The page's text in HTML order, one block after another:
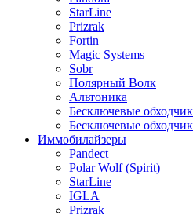
StarLine
Prizrak
Fortin
Magic Systems
Sobr
Полярный Волк
Альтоника
Бесключевые
Бесключевые
Иммобилайзеры
Pandect
Polar Wolf (Spirit)
StarLine
IGLA
Prizrak